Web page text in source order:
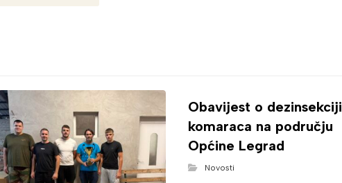
Obavijest o dezinsekciji
komaraca na području
Općine Legrad
Novosti